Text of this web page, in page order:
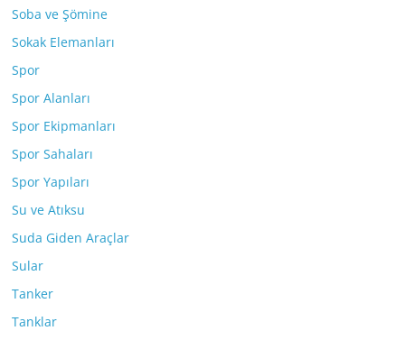
Soba ve Şömine
Sokak Elemanları
Spor
Spor Alanları
Spor Ekipmanları
Spor Sahaları
Spor Yapıları
Su ve Atıksu
Suda Giden Araçlar
Sular
Tanker
Tanklar